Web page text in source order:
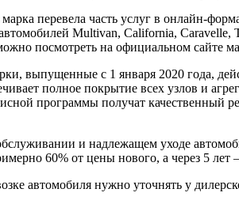
марка перевела часть услуг в онлайн-
Multivan, California,
посмотреть на официальном сайте
выпущенные с 1 января 2020 года,
полное покрытие всех узлов и
программы получат качественный
и надлежащем уходе
60% от цены нового, а через 5
автомобиля нужно уточнять у